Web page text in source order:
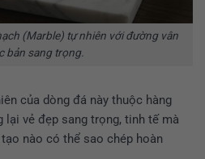
(Marble) tự nhiên với đường vân
bản sang trọng.
của dòng đá này thuộc hàng
lại vẻ đẹp sang trọng, tinh tế mà
nào có thể sao chép hoàn